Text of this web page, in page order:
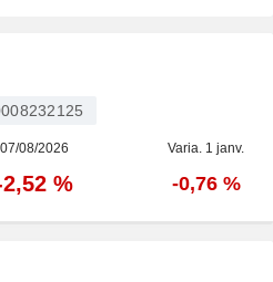
08/2026 Varia. 1 janv.
% -0,76 %